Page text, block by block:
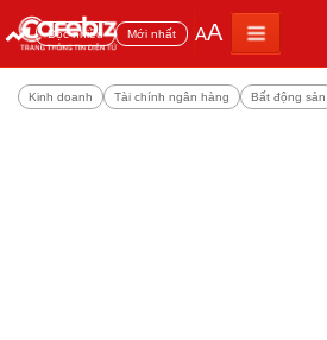
Đọc nhiều Mới nhất AA
Kinh doanh Tài chính ngân hàng Bất động sản